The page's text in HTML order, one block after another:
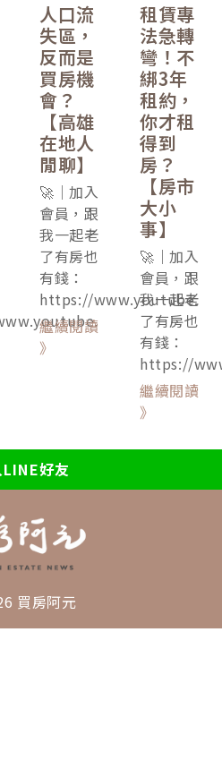
人口流
失區，
反而是
買房機
會？
【高雄
在地人
閒聊】
🚀｜加入
會員，跟
我一起老
了有房也
有錢：
https://www.youtube.
繼續閱讀
》
租賃專
法急轉
彎！不
綁3年
租約，
你才租
得到
房？
【房市
大小
事】
🚀｜加入
會員，跟
我一起老
了有房也
有錢：
https://
繼續閱讀
》
LINE好友
買房阿元